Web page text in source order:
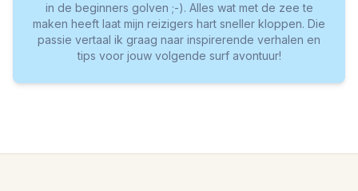
in de beginners golven ;-). Alles wat met de zee te
maken heeft laat mijn reizigers hart sneller kloppen. Die
passie vertaal ik graag naar inspirerende verhalen en
tips voor jouw volgende surf avontuur!